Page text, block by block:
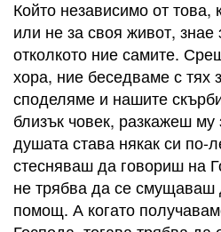
Който независимо от това,
или не за своя живот, знае
отколкото ние самите.
хора, ние беседваме с тях
споделяме и нашите
близък човек, разкажеш му
душата става някак си по-
стесняваш да говориш на
не трябва да се
помощ. А когато